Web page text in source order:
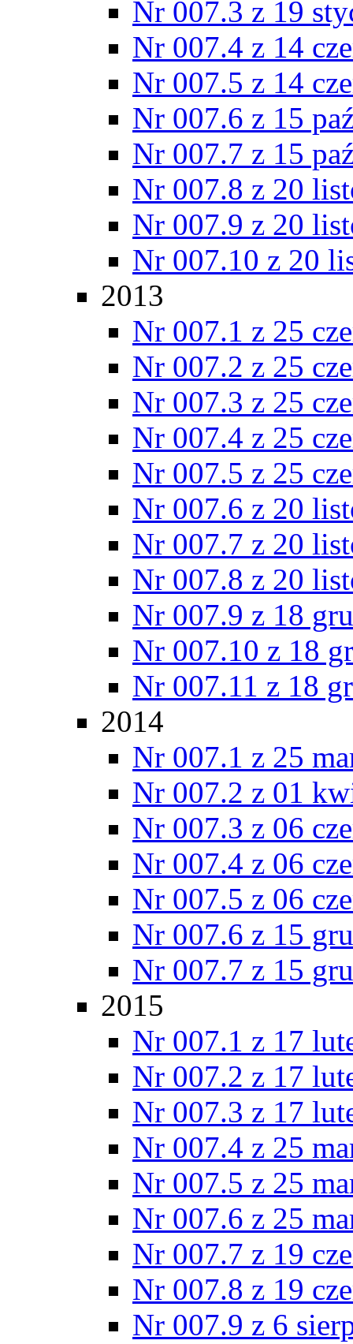
Nr 007.3 z 19
Nr 007.4 z 14
Nr 007.5 z 14
Nr 007.6 z 15
Nr 007.7 z 15
Nr 007.8 z 20
Nr 007.9 z 20
Nr 007.10 z 20
2013
Nr 007.1 z 25
Nr 007.2 z 25
Nr 007.3 z 25
Nr 007.4 z 25
Nr 007.5 z 25
Nr 007.6 z 20
Nr 007.7 z 20
Nr 007.8 z 20
Nr 007.9 z 18
Nr 007.10 z 18
Nr 007.11 z 18
2014
Nr 007.1 z 25
Nr 007.2 z 01
Nr 007.3 z 06
Nr 007.4 z 06
Nr 007.5 z 06
Nr 007.6 z 15
Nr 007.7 z 15
2015
Nr 007.1 z 17
Nr 007.2 z 17
Nr 007.3 z 17
Nr 007.4 z 25
Nr 007.5 z 25
Nr 007.6 z 25
Nr 007.7 z 19
Nr 007.8 z 19
Nr 007.9 z 6